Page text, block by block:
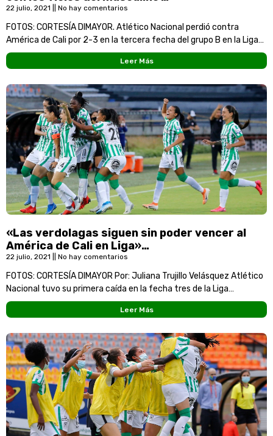
22 julio, 2021 No hay comentarios
FOTOS: CORTESÍA DIMAYOR. Atlético Nacional perdió contra
América de Cali por 2-3 en la tercera fecha del grupo B en la Liga
femenina 2021, las
Leer Más
«Las verdolagas siguen sin poder vencer al
América de Cali en Liga»…
22 julio, 2021 No hay comentarios
FOTOS: CORTESÍA DIMAYOR Por: Juliana Trujillo Velásquez Atlético
Nacional tuvo su primera caída en la fecha tres de la Liga
Femenina Bet Play Dimayor ante
Leer Más